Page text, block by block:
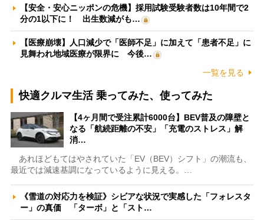
【安全・安心ニッポンの危機】採用試験受験者数は10年間で2
分の1以下に！ 出生数減がも…
【医療崩壊】人口減少で「医師不足」に加えて「患者不足」に
見舞われ地域医療が限界に 今後…
一覧を見る
快適クルマ生活 乗ってみた、使ってみた
【4ヶ月間で受注累計6000台】BEV普及の障壁と
なる「航続距離の不安」「充電のストレス」解
消…
あれほどもてはやされていた「EV（BEV）シフト」の潮流も、
最近では減速基調になっているように見える。…
《雪道の対応力を検証》シビアな状況で実感した「フォレスタ
ー」の真価 「ターボ」と「スト…